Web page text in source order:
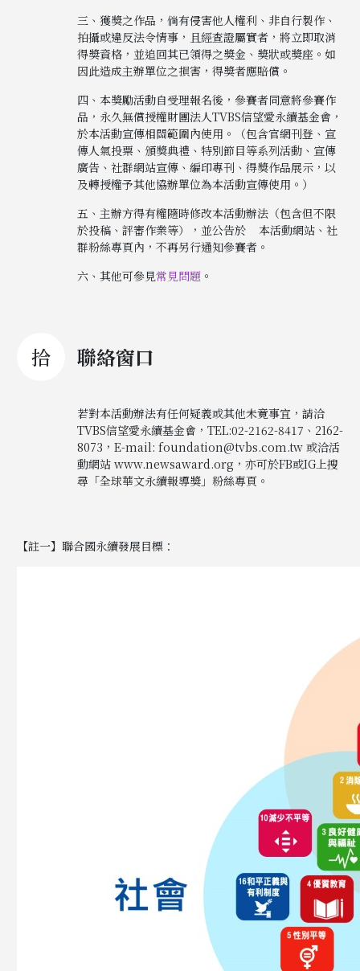
三、獲獎之作品，倘有侵害他人權利、非自行製作、
拍攝或違反法令情事，且經查證屬實者，將立即取消
得獎資格，並追回其已領得之獎金、獎狀或獎座。如
因此造成主辦單位之損害，得獎者應賠償。
四、本獎勵活動自受理報名後，參賽者同意將參賽作
品，永久無償授權財團法人TVBS信望愛永續基金會，
於本活動宣傳相關範圍內使用。（包含官網刊登、宣
傳人氣投票、頒獎典禮、特別節目等系列活動、宣傳
廣告、社群網站宣傳、編印專刊、得獎作品展示，以
及轉授權予其他協辦單位為本活動宣傳使用。）
五、主辦方得有權隨時修改本活動辦法（包含但不限
於投稿、評審作業等），並公告於 本活動網站、社
群粉絲專頁內，不再另行通知參賽者。
六、其他可參見常見問題 。
拾 聯絡窗口
若對本活動辦法有任何疑義或其他未竟事宜，請洽
TVBS信望愛永續基金會，TEL:02-2162-8417、2162-
8073，E-mail: foundation@tvbs.com.tw 或洽活
動網站 www.newsaward.org，亦可於FB或IG上搜
尋「全球華文永續報導獎」粉絲專頁。
【註一】聯合國永續發展目標：